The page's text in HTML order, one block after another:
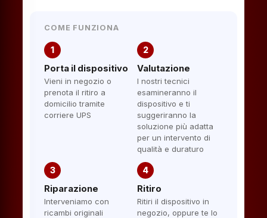
COME FUNZIONA
1
Porta il dispositivo
Vieni in negozio o
prenota il ritiro a
domicilio tramite
corriere UPS
2
Valutazione
I nostri tecnici
esamineranno il
dispositivo e ti
suggeriranno la
soluzione più adatta
per un intervento di
qualità e duraturo
3
Riparazione
Interveniamo con
ricambi originali
4
Ritiro
Ritiri il dispositivo in
negozio, oppure te lo